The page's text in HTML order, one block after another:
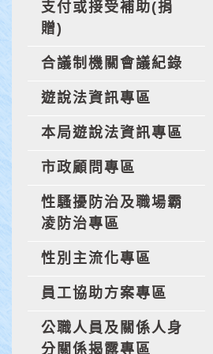
支付或接受補助(捐
贈)
合議制機關會議紀錄
遊說法資訊專區
本局遊說法資訊專區
市政顧問專區
性騷擾防治及職場霸
凌防治專區
性別主流化專區
員工協助方案專區
公職人員及關係人身
分關係揭露專區